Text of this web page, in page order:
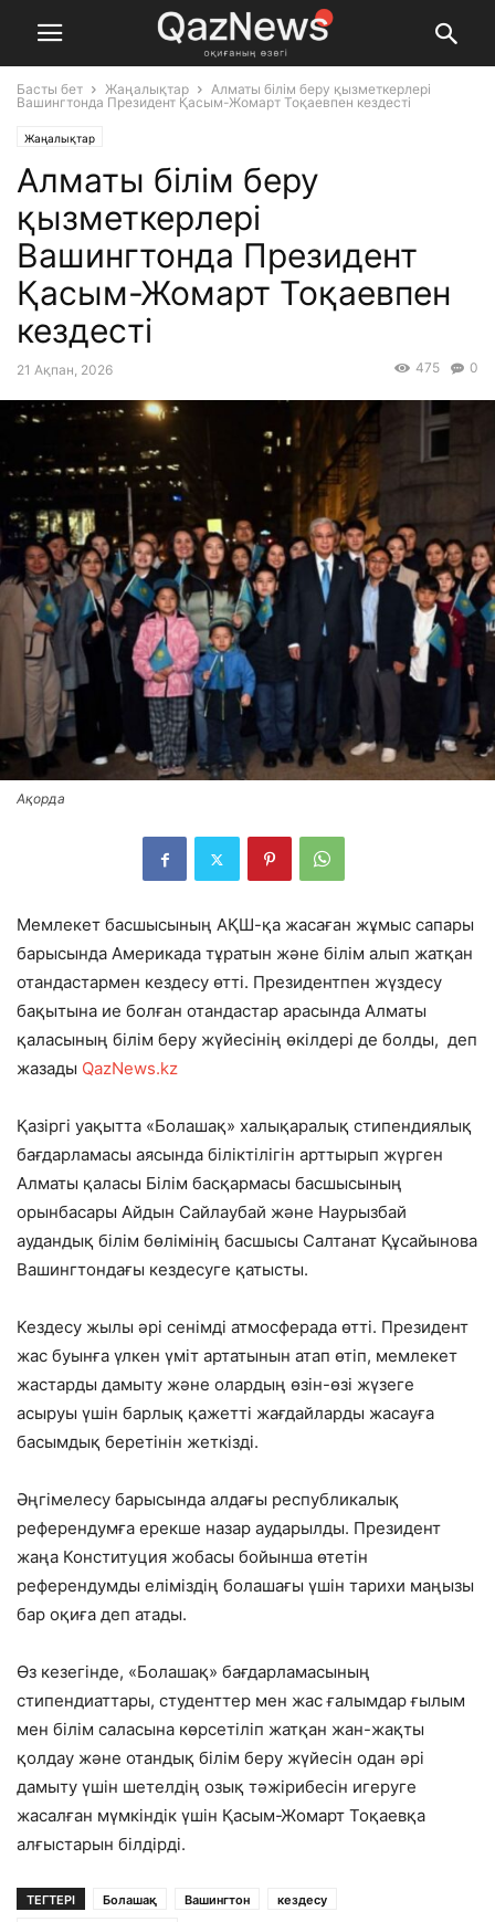
Басты бет Жаңалықтар
Алматы білім беру қызметкерлері
Вашингтонда Президент Қасым-Жомарт Тоқаевпен кездесті
Жаңалықтар
Алматы білім беру
қызметкерлері
Вашингтонда Президент
Қасым-Жомарт Тоқаевпен
кездесті
21 Ақпан, 2026 0
475
Ақорда
Мемлекет басшысының АҚШ-қа жасаған жұмыс сапары
барысында Америкада тұратын және білім алып жатқан
отандастармен кездесу өтті. Президентпен жүздесу
бақытына ие болған отандастар арасында Алматы
қаласының білім беру жүйесінің өкілдері де болды, деп
жазады QazNews.kz
Қазіргі уақытта «Болашақ» халықаралық стипендиялық
бағдарламасы аясында біліктілігін арттырып жүрген
Алматы қаласы Білім басқармасы басшысының
орынбасары Айдын Сайлаубай және Наурызбай
аудандық білім бөлімінің басшысы Салтанат Құсайынова
Вашингтондағы кездесуге қатысты.
Кездесу жылы әрі сенімді атмосферада өтті. Президент
жас буынға үлкен үміт артатынын атап өтіп, мемлекет
жастарды дамыту және олардың өзін-өзі жүзеге
асыруы үшін барлық қажетті жағдайларды жасауға
басымдық беретінін жеткізді.
Әңгімелесу барысында алдағы республикалық
референдумға ерекше назар аударылды. Президент
жаңа Конституция жобасы бойынша өтетін
референдумды еліміздің болашағы үшін тарихи маңызы
бар оқиға деп атады.
Өз кезегінде, «Болашақ» бағдарламасының
стипендиаттары, студенттер мен жас ғалымдар ғылым
мен білім саласына көрсетіліп жатқан жан-жақты
қолдау және отандық білім беру жүйесін одан әрі
дамыту үшін шетелдің озық тәжірибесін игеруге
жасалған мүмкіндік үшін Қасым-Жомарт Тоқаевқа
алғыстарын білдірді.
ТЕГТЕРІ Болашақ Вашингтон
кездесу